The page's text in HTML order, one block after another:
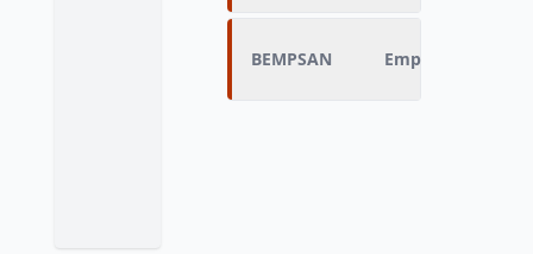
BEMPSAN Empêché de